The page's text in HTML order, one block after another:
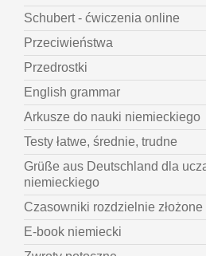
Schubert - ćwiczenia online
Przeciwieństwa
Przedrostki
English grammar
Arkusze do nauki niemieckiego
Testy łatwe, średnie, trudne
Grüße aus Deutschland dla
niemieckiego
Czasowniki rozdzielnie złożone
E-book niemiecki